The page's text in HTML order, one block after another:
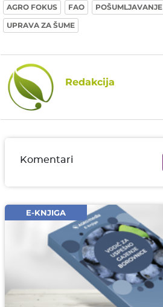
AGRO FOKUS FAO POŠUMLJAVANJE
UPRAVA ZA ŠUME
Redakcija
Komentari
Email* obavezno
Komentar* obavezno
E-KNJIGA